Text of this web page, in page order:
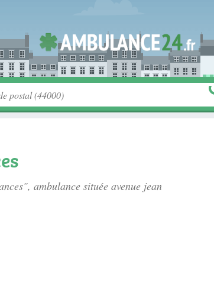
ambulance située avenue jean